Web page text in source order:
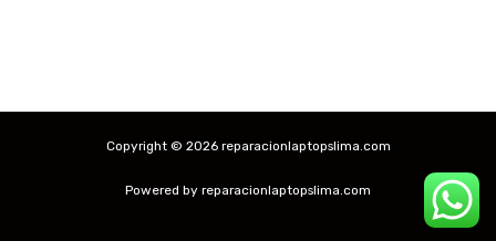
Copyright © 2026 reparacionlaptopslima.com
Powered by reparacionlaptopslima.com